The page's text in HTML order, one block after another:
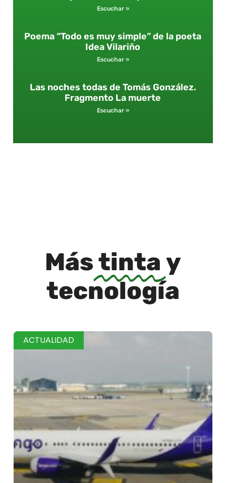
Escuchar »
Poema “Todo es muy simple” de la poeta
Idea Vilariño
Escuchar »
Las noches todas de Tomás González.
Fragmento La muerte
Escuchar »
Mástinta y
tecnología
ACTUALIDAD